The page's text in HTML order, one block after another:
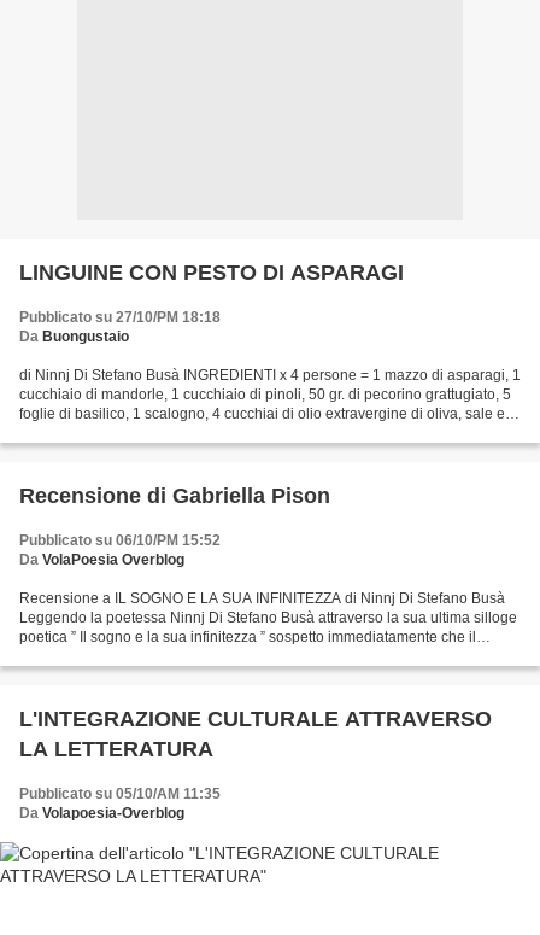
LINGUINE CON PESTO DI ASPARAGI
Pubblicato su 27/10/PM 18:18
Da Buongustaio
di Ninnj Di Stefano Busà INGREDIENTI x 4 persone = 1 mazzo di asparagi, 1
cucchiaio di mandorle, 1 cucchiaio di pinoli, 50 gr. di pecorino grattugiato, 5
foglie di basilico, 1 scalogno, 4 cucchiai di olio extravergine di oliva, sale e
Recensione di Gabriella Pison
Pubblicato su 06/10/PM 15:52
Da VolaPoesia Overblog
Recensione a IL SOGNO E LA SUA INFINITEZZA di Ninnj Di Stefano Busà
Leggendo la poetessa Ninnj Di Stefano Busà attraverso la sua ultima silloge
poetica ” Il sogno e la sua infinitezza ” sospetto immediatamente che il
L'INTEGRAZIONE CULTURALE ATTRAVERSO
LA LETTERATURA
Pubblicato su 05/10/AM 11:35
Da Volapoesia-Overblog